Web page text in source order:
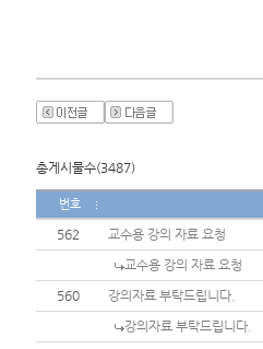
총게시물수(3487)
번호
562
교수용 강의 자료 요청
교수용 강의 자료 요청
560
강의자료 부탁드립니다.
강의자료 부탁드립니다.